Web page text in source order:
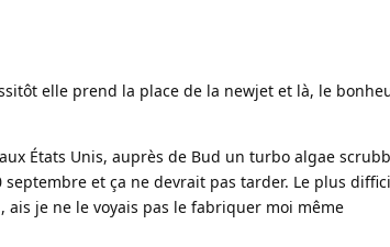
elle prend la place de la newjet et là, le
États Unis, auprès de Bud un turbo algae
et ça ne devrait pas tarder. Le plus
je ne le voyais pas le fabriquer moi même